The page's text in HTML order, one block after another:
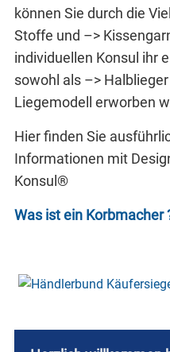
können Sie durch die
Stoffe und –>
individuellen Konsul ihr
sowohl als –>
Liegemodell erworben
Hier finden Sie
Informationen mit
Konsul®
Was ist ein Korbmacher